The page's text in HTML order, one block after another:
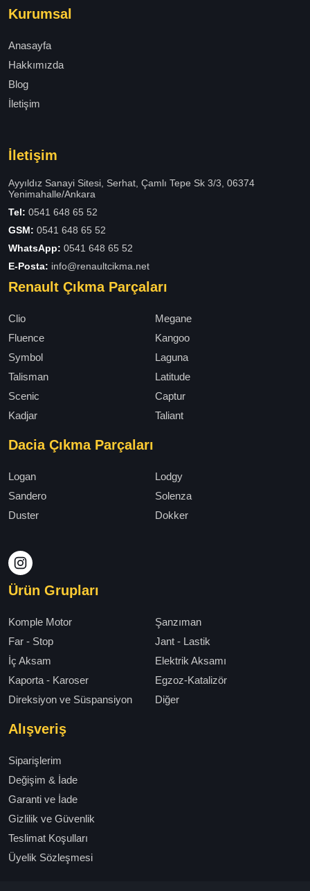
Kurumsal
Anasayfa
Hakkımızda
Blog
İletişim
İletişim
Ayyıldız Sanayi Sitesi, Serhat, Çamlı Tepe Sk 3/3, 06374
Yenimahalle/Ankara
Tel: 0541 648 65 52
GSM: 0541 648 65 52
WhatsApp: 0541 648 65 52
E-Posta: info@renaultcikma.net
Renault Çıkma Parçaları
Clio
Megane
Fluence
Kangoo
Symbol
Laguna
Talisman
Latitude
Scenic
Captur
Kadjar
Taliant
Dacia Çıkma Parçaları
Logan
Lodgy
Sandero
Solenza
Duster
Dokker
Ürün Grupları
Komple Motor
Şanzıman
Far - Stop
Jant - Lastik
İç Aksam
Elektrik Aksamı
Kaporta - Karoser
Egzoz-Katalizör
Direksiyon ve Süspansiyon
Diğer
Alışveriş
Siparişlerim
Değişim & İade
Garanti ve İade
Gizlilik ve Güvenlik
Teslimat Koşulları
Üyelik Sözleşmesi